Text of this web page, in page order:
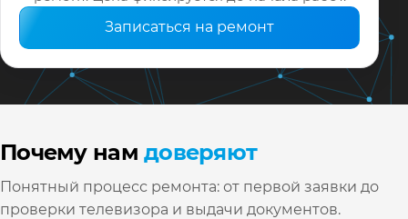
Записаться на ремонт
Почему намдоверяют
Понятный процесс ремонта: от первой заявки до
проверки телевизора и выдачи документов.